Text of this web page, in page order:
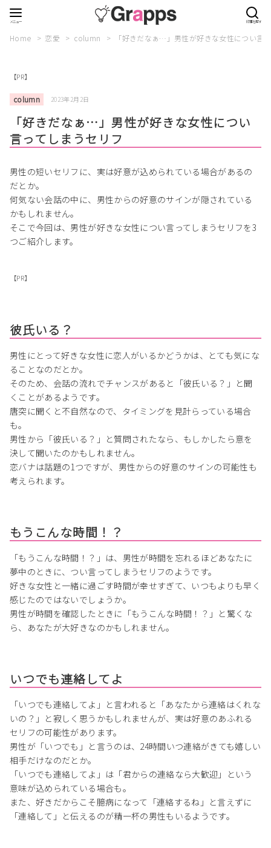
Home 恋愛 column 「好きだなぁ…」男性が好きな女性につい言
【PR】
column 2023年2月2日
「好きだなぁ…」男性が好きな女性につい
言ってしまうセリフ
男性の短いセリフに、実は好意が込められている場合があるの
だとか。
何気ない会話の中に、男性からの好意のサインが隠されている
かもしれません。
そこで今回は、男性が好きな女性につい言ってしまうセリフを3
つご紹介します。
【PR】
彼氏いる？
男性にとって好きな女性に恋人がいるかどうかは、とても気にな
ることなのだとか。
そのため、会話の流れでチャンスがあると「彼氏いる？」と聞
くことがあるようです。
唐突に聞くと不自然なので、タイミングを見計らっている場合
も。
男性から「彼氏いる？」と質問されたなら、もしかしたら意を
決して聞いたのかもしれません。
恋バナは話題の1つですが、男性からの好意のサインの可能性も
考えられます。
もうこんな時間！？
「もうこんな時間！？」は、男性が時間を忘れるほどあなたに
夢中のときに、つい言ってしまうセリフのようです。
好きな女性と一緒に過ごす時間が幸せすぎて、いつもよりも早く
感じたのではないでしょうか。
男性が時間を確認したときに「もうこんな時間！？」と驚くな
ら、あなたが大好きなのかもしれません。
いつでも連絡してよ
「いつでも連絡してよ」と言われると「あなたから連絡はくれな
いの？」と寂しく思うかもしれませんが、実は好意のあふれる
セリフの可能性があります。
男性が「いつでも」と言うのは、24時間いつ連絡がきても嬉しい
相手だけなのだとか。
「いつでも連絡してよ」は「君からの連絡なら大歓迎」という
意味が込められている場合も。
また、好きだからこそ臆病になって「連絡するね」と言えずに
「連絡して」と伝えるのが精一杯の男性もいるようです。